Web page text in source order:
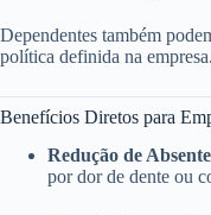
Dependentes também
política definida na empresa.
Benefícios Diretos para
Redução de
por dor de dente ou